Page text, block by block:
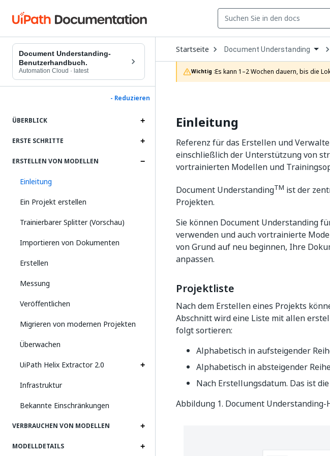
Document Understanding-
Benutzerhandbuch.
Automation Cloud · latest
- Reduzieren
ÜBERBLICK
ERSTE SCHRITTE
ERSTELLEN VON MODELLEN
Einleitung
Ein Projekt erstellen
Trainierbarer Splitter (Vorschau)
Importieren von Dokumenten
Erstellen
Messung
Veröffentlichen
Migrieren von modernen Projekten
Überwachen
UiPath Helix Extractor 2.0
Infrastruktur
Bekannte Einschränkungen
VERBRAUCHEN VON MODELLEN
MODELLDETAILS
Startseite Open
Dropdown
to
choose
product
Document Understanding
Wichtig :Es kann 1–2 Wochen dauern, bis die
Einleitung
Referenz für das Erstellen und
einschließlich der Unterstützung von
vortrainierten Modellen und
Document UnderstandingTM ist der
Projekten.
Sie können Document Understanding
verwenden und auch vortrainierte
von Grund auf neu beginnen, Ihre
anpassen.
Projektliste
Nach dem Erstellen eines Projekts
Abschnitt wird eine Liste mit allen
folgt sortieren:
Alphabetisch in aufsteigender
Alphabetisch in absteigender
Nach Erstellungsdatum. Das ist
Abbildung 1. Document